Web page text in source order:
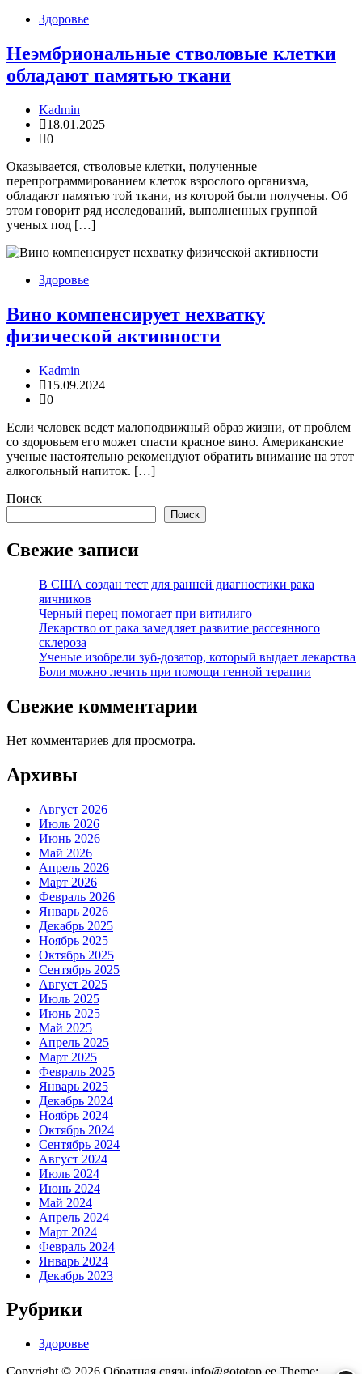
Здоровье
Неэмбриональные стволовые клетки
обладают памятью ткани
Kadmin
18.01.2025
0
Оказывается, стволовые клетки, полученные
перепрограммированием клеток взрослого организма,
обладают памятью той ткани, из которой были получены. Об
этом говорит ряд исследований, выполненных группой
ученых под […]
Здоровье
Вино компенсирует нехватку
физической активности
Kadmin
15.09.2024
0
Если человек ведет малоподвижный образ жизни, от проблем
со здоровьем его может спасти красное вино. Американские
ученые настоятельно рекомендуют обратить внимание на этот
алкогольный напиток. […]
Поиск
Поиск
Свежие записи
В США создан тест для ранней диагностики рака
яичников
Черный перец помогает при витилиго
Лекарство от рака замедляет развитие рассеянного
склероза
Ученые изобрели зуб-дозатор, который выдает лекарства
Боли можно лечить при помощи генной терапии
Свежие комментарии
Нет комментариев для просмотра.
Архивы
Август 2026
Июль 2026
Июнь 2026
Май 2026
Апрель 2026
Март 2026
Февраль 2026
Январь 2026
Декабрь 2025
Ноябрь 2025
Октябрь 2025
Сентябрь 2025
Август 2025
Июль 2025
Июнь 2025
Май 2025
Апрель 2025
Март 2025
Февраль 2025
Январь 2025
Декабрь 2024
Ноябрь 2024
Октябрь 2024
Сентябрь 2024
Август 2024
Июль 2024
Июнь 2024
Май 2024
Апрель 2024
Март 2024
Февраль 2024
Январь 2024
Декабрь 2023
Рубрики
Здоровье